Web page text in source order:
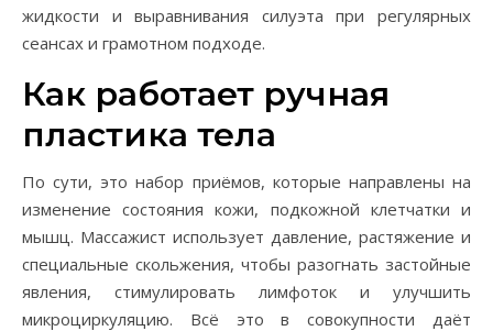
жидкости и выравнивания силуэта при регулярных
сеансах и грамотном подходе.
Как работает ручная
пластика тела
По сути, это набор приёмов, которые направлены на
изменение состояния кожи, подкожной клетчатки и
мышц. Массажист использует давление, растяжение и
специальные скольжения, чтобы разогнать застойные
явления, стимулировать лимфоток и улучшить
микроциркуляцию. Всё это в совокупности даёт